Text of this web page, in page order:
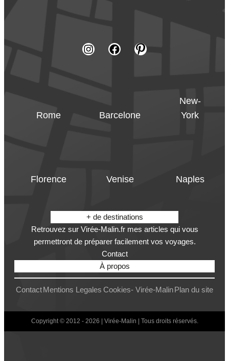
Rome Barcelone
New-
York
Florence Venise Naples
+ de destinations
Retrouvez sur Virée-Malin.fr mes articles qui vous
permettront de préparer facilement vos voyages.
Contact
À propos
Contact Mentions Legales Cookies- Virée-MalinPlan du site
Copyright © 2012 - 2026 | Virée-Malin | Tous droits réservés.